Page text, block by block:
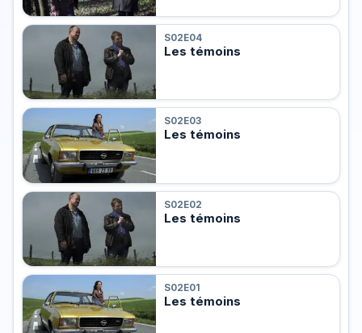
S02E04
Les témoins
S02E03
Les témoins
S02E02
Les témoins
S02E01
Les témoins